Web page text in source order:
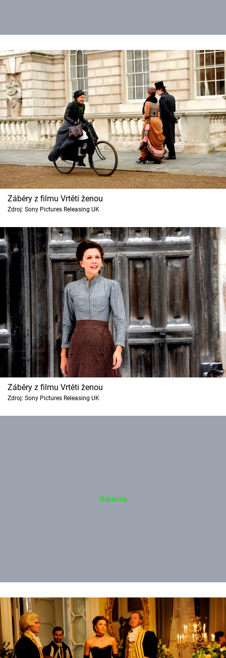
Záběry z filmu Vrtěti ženou
Zdroj: Sony Pictures Releasing UK
Záběry z filmu Vrtěti ženou
Zdroj: Sony Pictures Releasing UK